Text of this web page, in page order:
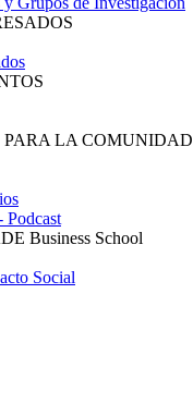
LA COMUNIDAD
Podcast
Business School
Social